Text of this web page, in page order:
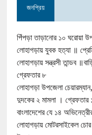
জনপ্রিয়
পিঁপড়া তাড়ানোর ১০ ঘরোয়া
লোহাগড়ায় যুবক হত্যা ॥
লোহাগড়ায় সন্ত্রসী তান্ডব
গ্রেফতার ৮
লোহাগড়া উপজেলা
দুদকের ২ মামলা । গ্রেফতার
বাংলাদেশের যে ১৪
লোহাগড়ায় মোটরসাইকেল